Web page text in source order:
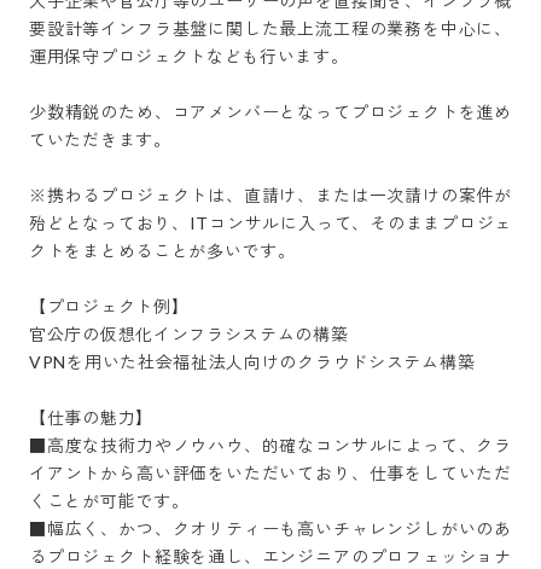
要設計等インフラ基盤に関した最上流工程の業務を中心に、
運用保守プロジェクトなども行います。
少数精鋭のため、コアメンバーとなってプロジェクトを進め
ていただきます。
※携わるプロジェクトは、直請け、または一次請けの案件が
殆どとなっており、ITコンサルに入って、そのままプロジェ
クトをまとめることが多いです。
【プロジェクト例】
官公庁の仮想化インフラシステムの構築
VPNを用いた社会福祉法人向けのクラウドシステム構築
【仕事の魅力】
■高度な技術力やノウハウ、的確なコンサルによって、クラ
イアントから高い評価をいただいており、仕事をしていただ
くことが可能です。
■幅広く、かつ、クオリティーも高いチャレンジしがいのあ
るプロジェクト経験を通し、エンジニアのプロフェッショナ